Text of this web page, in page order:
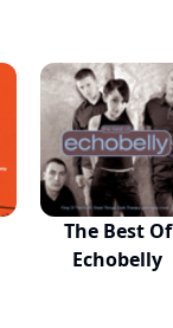
The Best Of
Echobelly